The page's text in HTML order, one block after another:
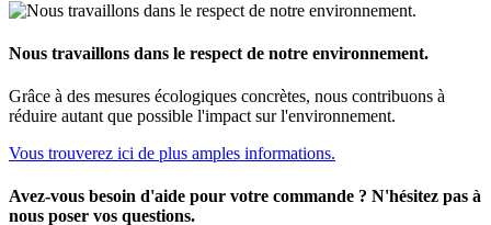
Nous travaillons dans le respect de notre environnement.
Grâce à des mesures écologiques concrètes, nous contribuons à
réduire autant que possible l'impact sur l'environnement.
Vous trouverez ici de plus amples informations.
Avez-vous besoin d'aide pour votre commande ? N'hésitez pas à
nous poser vos questions.